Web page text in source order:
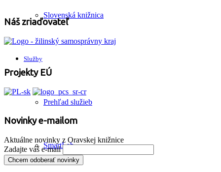
Slovenská knižnica
Služby
Prehľad služieb
SmartLab
Náš zriaďovateľ
Projekty EÚ
Novinky e-mailom
Aktuálne novinky z Oravskej knižnice
Zadajte váš e-mail